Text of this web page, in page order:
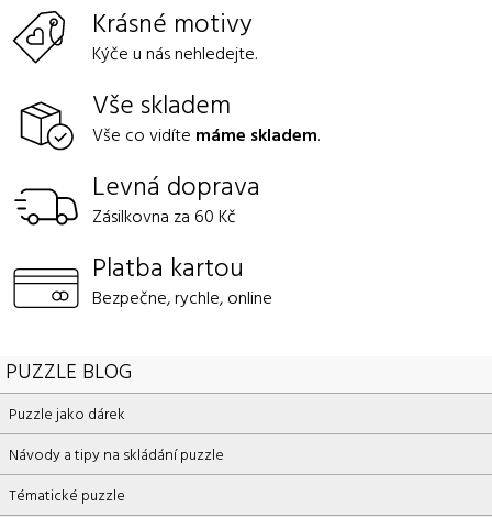
Krásné motivy
Kýče u nás nehledejte.
Vše skladem
Vše co vidíte máme skladem.
Levná doprava
Zásilkovna za 60 Kč
Platba kartou
Bezpečne, rychle, online
PUZZLE BLOG
Puzzle jako dárek
Návody a tipy na skládání puzzle
Tématické puzzle